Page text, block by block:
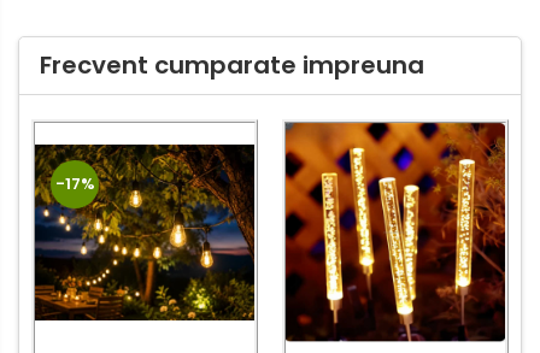
Frecvent cumparate impreuna
-17%